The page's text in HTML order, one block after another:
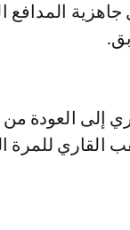
المدافع
العودة من
القاري للمرة